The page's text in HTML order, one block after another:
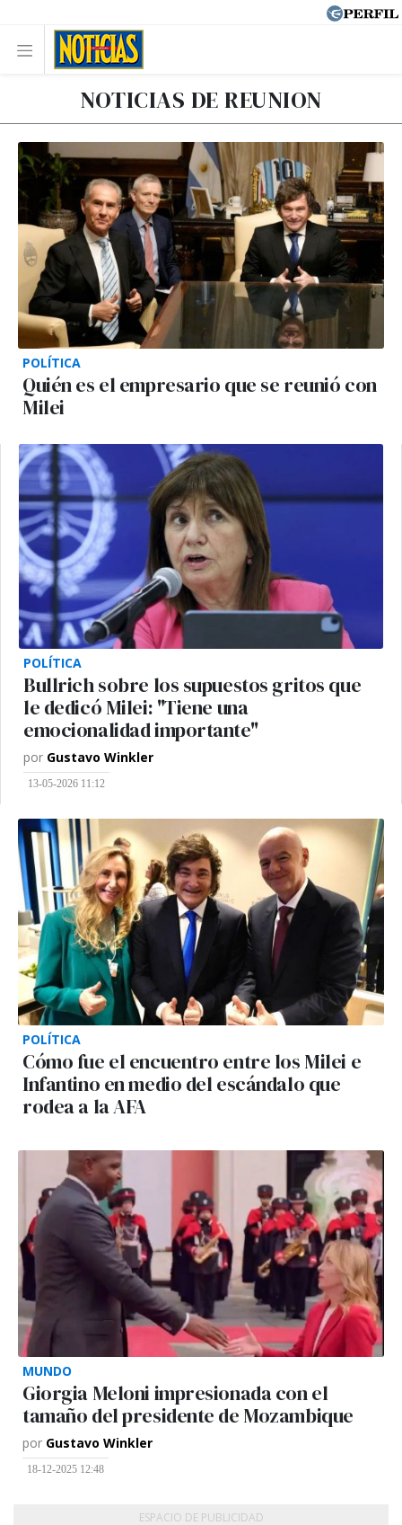
NOTICIAS DE REUNION
POLÍTICA
Quién es el empresario que se reunió con
Milei
POLÍTICA
Bullrich sobre los supuestos gritos que
le dedicó Milei: "Tiene una
emocionalidad importante"
por Gustavo Winkler
13-05-2026 11:12
POLÍTICA
Cómo fue el encuentro entre los Milei e
Infantino en medio del escándalo que
rodea a la AFA
MUNDO
Giorgia Meloni impresionada con el
tamaño del presidente de Mozambique
por Gustavo Winkler
18-12-2025 12:48